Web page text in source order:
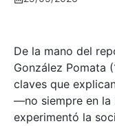
De la mano del
González Pomata
claves que
—no siempre en
experimentó la